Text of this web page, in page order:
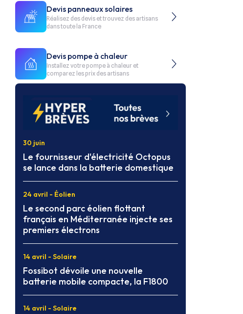
Devis panneaux solaires
Réalisez des devis et trouvez des artisans
dans toute la France
Devis pompe à chaleur
Installez votre pompe à chaleur et
comparez les prix des artisans
30 juin
Le fournisseur d'électricité Octopus
se lance dans la batterie domestique
24 avril - Éolien
Le second parc éolien flottant
français en Méditerranée injecte ses
premiers électrons
14 avril - Solaire
Fossibot dévoile une nouvelle
batterie mobile compacte, la F1800
14 avril - Solaire